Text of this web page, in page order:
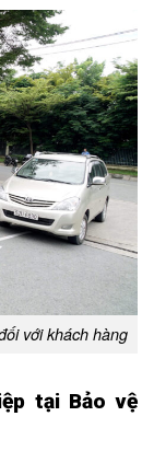
với khách hàng
tại Bảo vệ